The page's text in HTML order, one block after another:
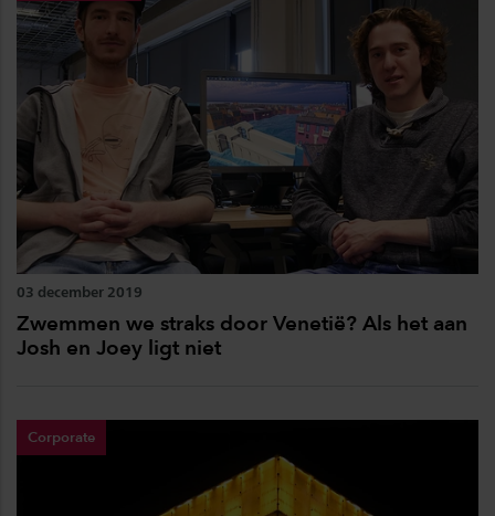
03 december 2019
Zwemmen we straks door Venetië? Als het aan
Josh en Joey ligt niet
Corporate